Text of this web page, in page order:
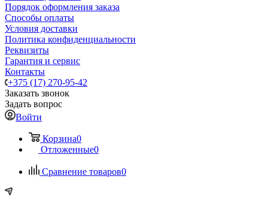
Порядок оформления заказа
Способы оплаты
Условия доставки
Политика конфиденциальности
Реквизиты
Гарантия и сервис
Контакты
+375 (17) 270-95-42
Заказать звонок
Задать вопрос
Войти
Корзина0
Отложенные0
Сравнение товаров0